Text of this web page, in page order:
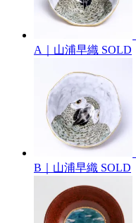
A｜山浦早織 SOLD
B｜山浦早織 SOLD